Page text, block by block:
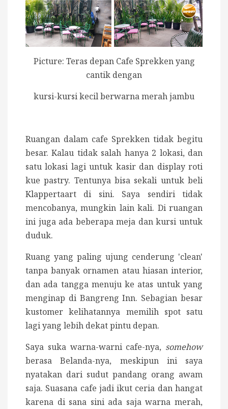
Picture: Teras depan Cafe Sprekken yang
cantik dengan
kursi-kursi kecil berwarna merah jambu
Ruangan dalam cafe Sprekken tidak begitu
besar. Kalau tidak salah hanya 2 lokasi, dan
satu lokasi lagi untuk kasir dan display roti
kue pastry. Tentunya bisa sekali untuk beli
Klappertaart di sini. Saya sendiri tidak
mencobanya, mungkin lain kali. Di ruangan
ini juga ada beberapa meja dan kursi untuk
duduk.
Ruang yang paling ujung cenderung 'clean'
tanpa banyak ornamen atau hiasan interior,
dan ada tangga menuju ke atas untuk yang
menginap di Bangreng Inn. Sebagian besar
kustomer kelihatannya memilih spot satu
lagi yang lebih dekat pintu depan.
Saya suka warna-warni cafe-nya, somehow
berasa Belanda-nya, meskipun ini saya
nyatakan dari sudut pandang orang awam
saja. Suasana cafe jadi ikut ceria dan hangat
karena di sana sini ada saja warna merah,